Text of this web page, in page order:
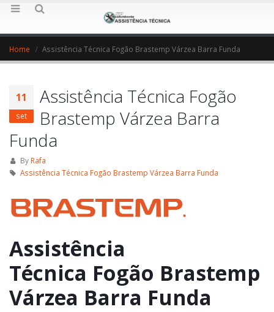
Home Assistência Técnica Fogão Brastemp Várzea Barra Funda
11
set
Assistência Técnica Fogão
Brastemp Várzea Barra
Funda
By Rafa
Assistência Técnica Fogão Brastemp Várzea Barra Funda
Assistência
Técnica Fogão Brastemp
Várzea Barra Funda